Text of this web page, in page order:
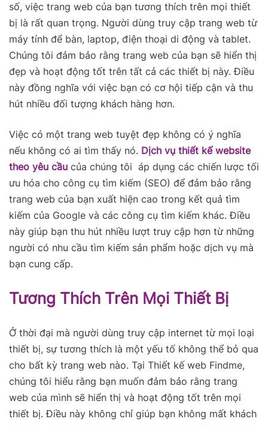
số, việc trang web của bạn tương thích trên mọi thiết
bị là rất quan trọng. Người dùng truy cập trang web từ
máy tính để bàn, laptop, điện thoại di động và tablet.
Chúng tôi đảm bảo rằng trang web của bạn sẽ hiển thị
đẹp và hoạt động tốt trên tất cả các thiết bị này. Điều
này đồng nghĩa với việc bạn có cơ hội tiếp cận và thu
hút nhiều đối tượng khách hàng hơn.
Việc có một trang web tuyệt đẹp không có ý nghĩa
nếu không có ai tìm thấy nó. Dịch vụ thiết kế website
theo yêu cầu của chúng tôi áp dụng các chiến lược tối
ưu hóa cho công cụ tìm kiếm (SEO) để đảm bảo rằng
trang web của bạn xuất hiện cao trong kết quả tìm
kiếm của Google và các công cụ tìm kiếm khác. Điều
này giúp bạn thu hút nhiều lượt truy cập hơn từ những
người có nhu cầu tìm kiếm sản phẩm hoặc dịch vụ mà
bạn cung cấp.
Tương Thích Trên Mọi Thiết Bị
Ở thời đại mà người dùng truy cập internet từ mọi loại
thiết bị, sự tương thích là một yếu tố không thể bỏ qua
cho bất kỳ trang web nào. Tại Thiết kế web Findme,
chúng tôi hiểu rằng bạn muốn đảm bảo rằng trang
web của mình sẽ hiển thị và hoạt động tốt trên mọi
thiết bị. Điều này không chỉ giúp bạn không mất khách